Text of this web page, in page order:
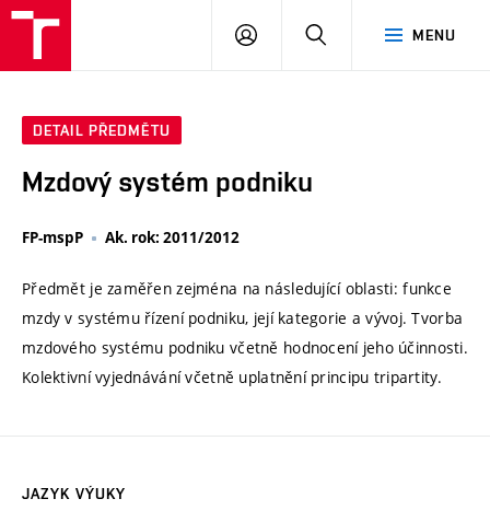
MENU
PŘIHLÁSIT
DETAIL PŘEDMĚTU
Mzdový systém podniku
FP-mspP Ak. rok: 2011/2012
Předmět je zaměřen zejména na následující oblasti: funkce
mzdy v systému řízení podniku, její kategorie a vývoj. Tvorba
mzdového systému podniku včetně hodnocení jeho účinnosti.
Kolektivní vyjednávání včetně uplatnění principu tripartity.
JAZYK VÝUKY